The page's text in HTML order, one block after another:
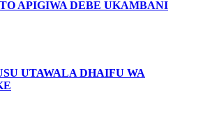
APIGIWA DEBE UKAMBANI
UTAWALA DHAIFU WA